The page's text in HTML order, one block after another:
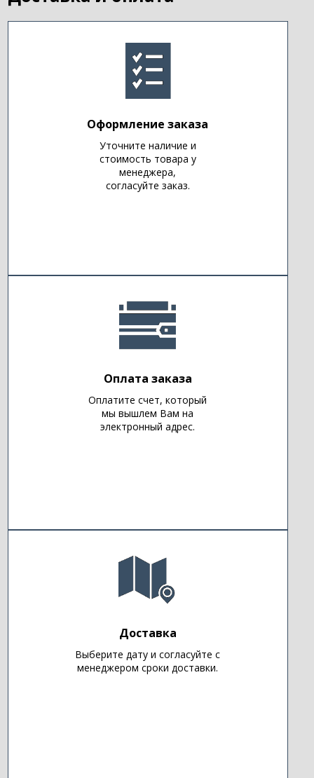
Оформление заказа
Уточните наличие и
стоимость товара у
менеджера,
согласуйте заказ.
Оплата заказа
Оплатите счет, который
мы вышлем Вам на
электронный адрес.
Доставка
Выберите дату и согласуйте с
менеджером сроки доставки.